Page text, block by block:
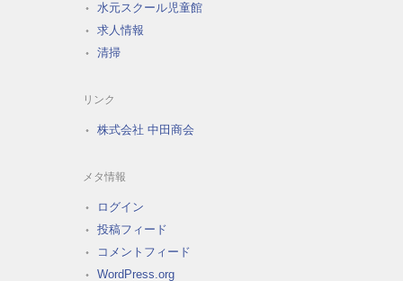
水元スクール児童館
求人情報
清掃
リンク
株式会社 中田商会
メタ情報
ログイン
投稿フィード
コメントフィード
WordPress.org